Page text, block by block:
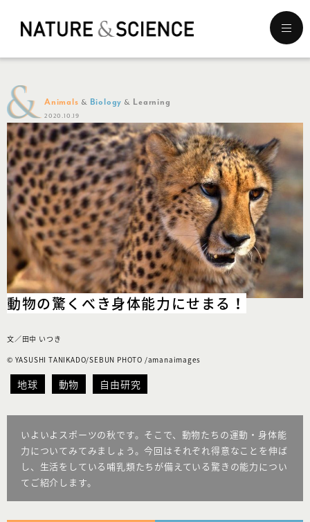
メ
ニ
ュ
Animals Biology Learning
2020.10.19
動物の驚くべき身体能力にせまる！
文／田中 いつき
©︎ YASUSHI TANIKADO/SEBUN PHOTO /amanaimages
地球 動物 自由研究
いよいよスポーツの秋です。そこで、動物たちの運動・身体能
力についてみてみましょう。今回はそれぞれ得意なことを伸ば
し、生活をしている哺乳類たちが備えている驚きの能力につい
てご紹介します。